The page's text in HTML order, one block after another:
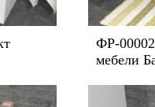
ФР-
мебели